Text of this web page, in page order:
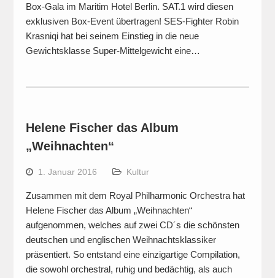
Box-Gala im Maritim Hotel Berlin. SAT.1 wird diesen
exklusiven Box-Event übertragen! SES-Fighter Robin
Krasniqi hat bei seinem Einstieg in die neue
Gewichtsklasse Super-Mittelgewicht eine…
Helene Fischer das Album
„Weihnachten“
1. Januar 2016 Kultur
Zusammen mit dem Royal Philharmonic Orchestra hat
Helene Fischer das Album „Weihnachten“
aufgenommen, welches auf zwei CD´s die schönsten
deutschen und englischen Weihnachtsklassiker
präsentiert. So entstand eine einzigartige Compilation,
die sowohl orchestral, ruhig und bedächtig, als auch